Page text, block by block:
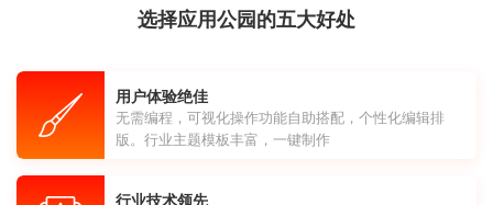
选择应用公园的五大好处
用户体验绝佳
无需编程，可视化操作功能自助搭配，个性化编辑排
版。行业主题模板丰富，一键制作
行业技术领先